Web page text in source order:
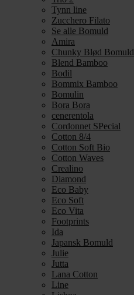
Tynn line
Zucchero Filato
Se alle Bomuld
Amira
Chunky Blød Bomuld
Blend Bamboo
Bodil
Bommix Bamboo
Bomulin
Bora Bora
cenerentola
Cordonnet SPecial
Cotton 8/4
Cotton Soft Bio
Cotton Waves
Crealino
Diamond
Eco Baby
Eco Soft
Eco Vita
Footprints
Ida
Japansk Bomuld
Julie
Jutta
Lana Cotton
Line